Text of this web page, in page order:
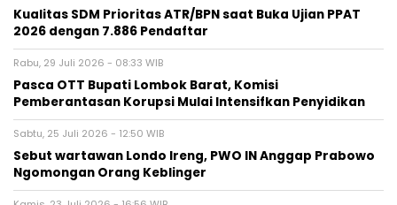
Kualitas SDM Prioritas ATR/BPN saat Buka Ujian PPAT
2026 dengan 7.886 Pendaftar
Rabu, 29 Juli 2026 - 08:33 WIB
Pasca OTT Bupati Lombok Barat, Komisi
Pemberantasan Korupsi Mulai Intensifkan Penyidikan
Sabtu, 25 Juli 2026 - 12:50 WIB
Sebut wartawan Londo Ireng, PWO IN Anggap Prabowo
Ngomongan Orang Keblinger